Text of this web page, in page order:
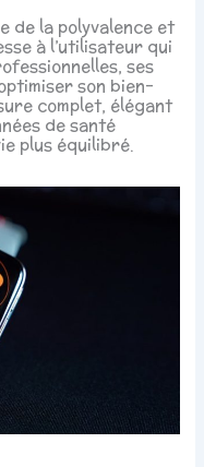
de la polyvalence et
à l’utilisateur qui
ses
son bien-
complet, élégant
de santé
plus équilibré.